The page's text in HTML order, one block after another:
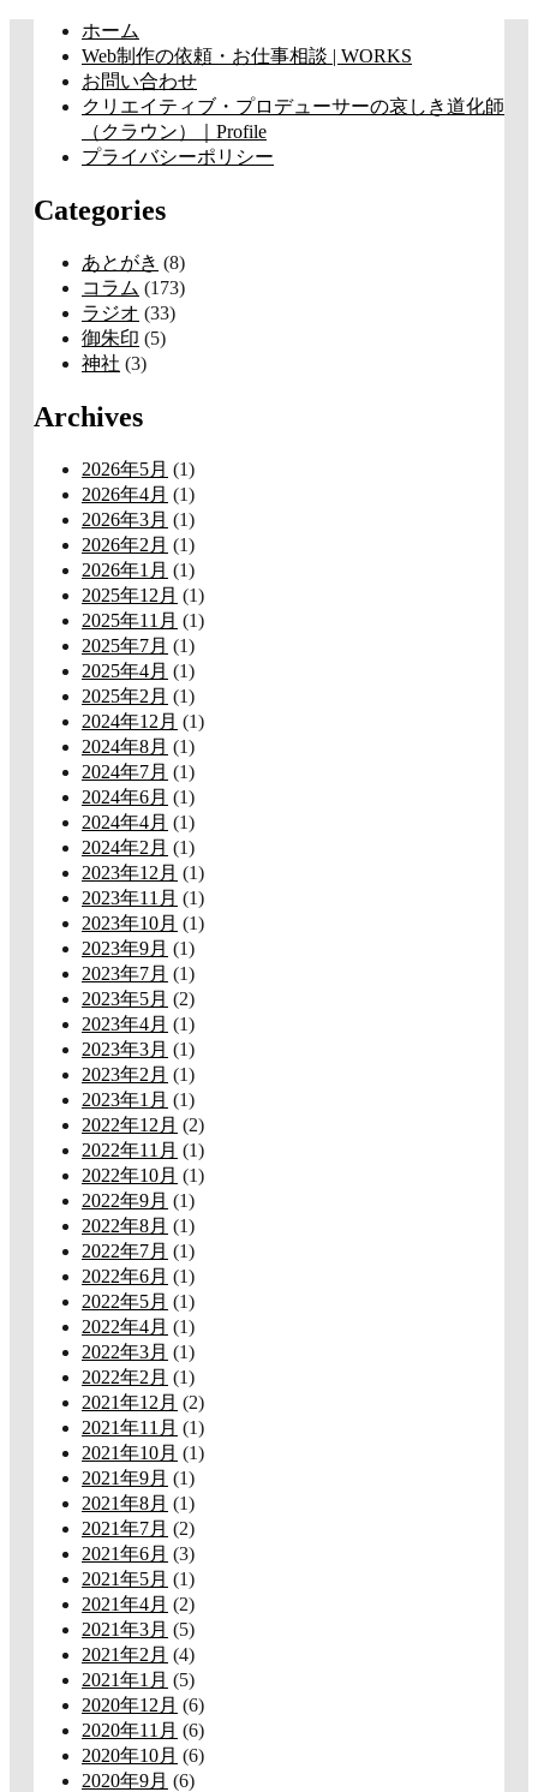
キ
ホーム
Web制作の依頼・お仕事相談 | WORKS
お問い合わせ
クリエイティブ・プロデューサーの哀しき道化師
（クラウン）｜Profile
プライバシーポリシー
Categories
あとがき (8)
コラム (173)
ラジオ (33)
御朱印 (5)
神社 (3)
Archives
2026年5月 (1)
2026年4月 (1)
2026年3月 (1)
2026年2月 (1)
2026年1月 (1)
2025年12月 (1)
2025年11月 (1)
2025年7月 (1)
2025年4月 (1)
2025年2月 (1)
2024年12月 (1)
2024年8月 (1)
2024年7月 (1)
2024年6月 (1)
2024年4月 (1)
2024年2月 (1)
2023年12月 (1)
2023年11月 (1)
2023年10月 (1)
2023年9月 (1)
2023年7月 (1)
2023年5月 (2)
2023年4月 (1)
2023年3月 (1)
2023年2月 (1)
2023年1月 (1)
2022年12月 (2)
2022年11月 (1)
2022年10月 (1)
2022年9月 (1)
2022年8月 (1)
2022年7月 (1)
2022年6月 (1)
2022年5月 (1)
2022年4月 (1)
2022年3月 (1)
2022年2月 (1)
2021年12月 (2)
2021年11月 (1)
2021年10月 (1)
2021年9月 (1)
2021年8月 (1)
2021年7月 (2)
2021年6月 (3)
2021年5月 (1)
2021年4月 (2)
2021年3月 (5)
2021年2月 (4)
2021年1月 (5)
2020年12月 (6)
2020年11月 (6)
2020年10月 (6)
2020年9月 (6)